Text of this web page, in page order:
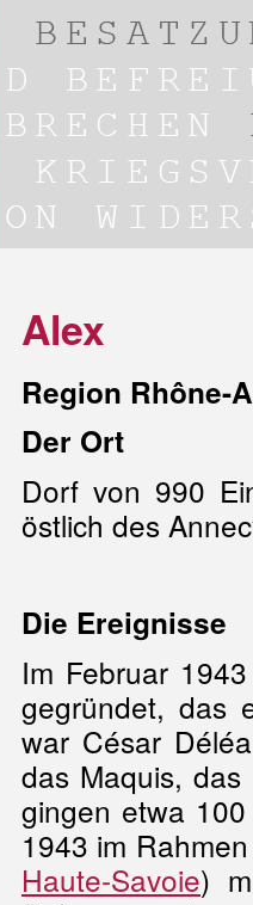
Alex
Region Rhône-
Der Ort
Dorf von 990
östlich des
Die Ereignisse
Im Februar
gegründet, das
war César
das Maquis,
gingen etwa
1943 im
Haute-Savoie)